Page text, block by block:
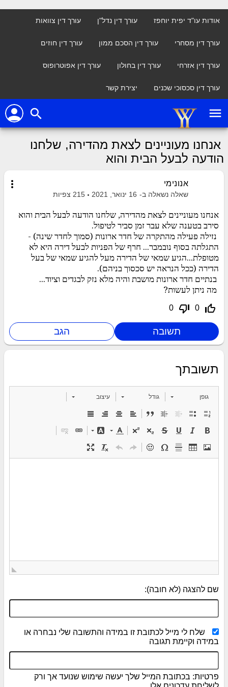
אודות עו"ד יפית יוחפז עורך דין נדל"ן עורך דין צוואות
עורך דין מסחרי עורך דין הסכם ממון עורך דין חוזים
עורך דין אזרחי עורך דין בחולון עורך דין אפוטרופוס
עורך דין סכסוכי שכנים יצירת קשר
menu
search
person
אנחנו מעוניינים לצאת מהדירה, שלחנו
הודעה לבעל הבית והוא
more_vert אנונימי
שאלה נשאלה ב- 16 ינואר, 2021 215 צפיות
אנחנו מעוניינים לצאת מהדירה, שלחנו הודעה לבעל הבית והוא
סירב בטענה שלא עבר זמן סביר לטיפול.
נזילה פעילה מהתקרה של חדר ארונות (סמוך לחדר שינה) -
התגלתה בסוף נובמבר... חרף של הפניות לבעל דירה היא לא
מטופלת...הגיע שמאי של הדירה מעל להגיע שמאי של בעל
הדירה (ככל הנראה יש סכסוך בניהם).
בנתיים חדר ארונות מושבת והיה מלא נזק לבגדים וציוד...
מה ניתן לעשות?
thumb_up_off_alt
0
thumb_down_off_alt
0
תשובתך
גופן גודל עיצוב
שם להצגה (לא חובה):
שלח לי מייל לכתובת זו במידה והתשובה שלי נבחרה או
במידה וקיימת תגובה
פרטיות: בכתובת המייל שלך יעשה שימוש שנועד אך ורק